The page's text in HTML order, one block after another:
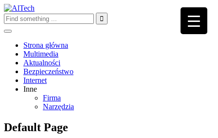
Strona główna
Multimedia
Aktualności
Bezpieczeństwo
Internet
Inne
Firma
Narzędzia
Default Page